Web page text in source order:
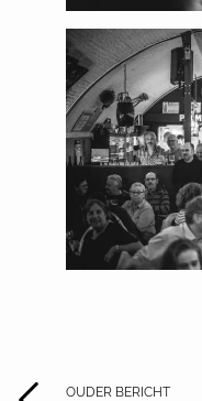
OUDER BERICHT